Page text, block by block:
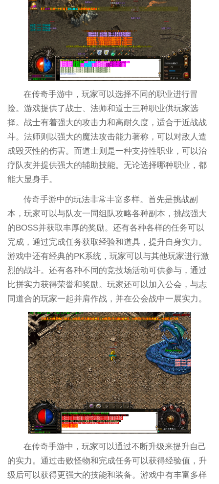
在传奇手游中，玩家可以选择不同的职业进行冒
险。游戏提供了战士、法师和道士三种职业供玩家选
择。战士有着强大的攻击力和高耐久度，适合于近战战
斗。法师则以强大的魔法攻击能力著称，可以对敌人造
成毁灭性的伤害。而道士则是一种支持性职业，可以治
疗队友并提供强大的辅助技能。无论选择哪种职业，都
能大显身手。
传奇手游中的玩法非常丰富多样。首先是挑战副
本，玩家可以与队友一同组队攻略各种副本，挑战强大
的BOSS并获取丰厚的奖励。还有各种各样的任务可以
完成，通过完成任务获取经验和道具，提升自身实力。
游戏中还有经典的PK系统，玩家可以与其他玩家进行激
烈的战斗。还有各种不同的竞技场活动可供参与，通过
比拼实力获得荣誉和奖励。玩家还可以加入公会，与志
同道合的玩家一起并肩作战，并在公会战中一展实力。
在传奇手游中，玩家可以通过不断升级来提升自己
的实力。通过击败怪物和完成任务可以获得经验值，升
级后可以获得更强大的技能和装备。游戏中有丰富多样